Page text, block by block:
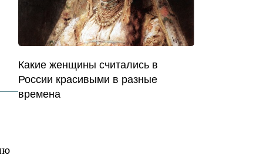
Какие женщины считались в
России красивыми в разные
времена